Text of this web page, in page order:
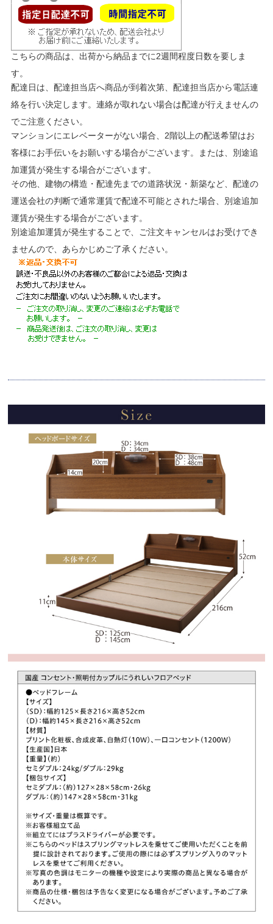
こちらの商品は、出荷から納品までに2週間程度日数を要しま
す。
配達日は、配達担当店へ商品が到着次第、配達担当店から電話連
絡を行い決定します。連絡が取れない場合は配達が行えませんの
でご注意ください。
マンションにエレベーターがない場合、2階以上の配送希望はお
客様にお手伝いをお願いする場合がございます。または、別途追
加運賃が発生する場合がございます。
その他、建物の構造・配達先までの道路状況・新築など、配達の
運送会社の判断で通常運賃で配達不可能とされた場合、別途追加
運賃が発生する場合がございます。
別途追加運賃が発生することで、ご注文キャンセルはお受けでき
ませんので、あらかじめご了承ください。